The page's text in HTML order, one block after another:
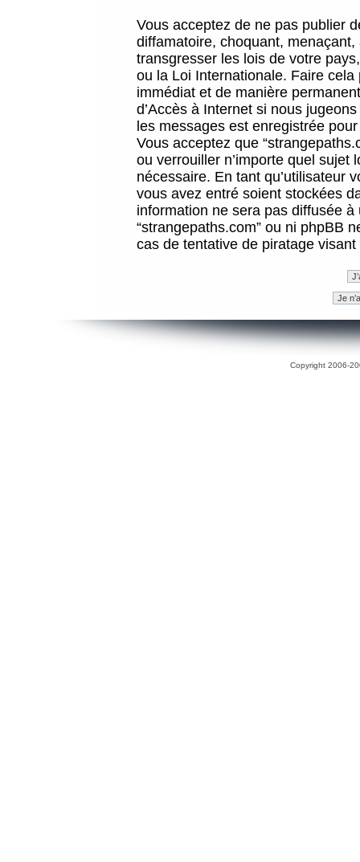
Vous acceptez de ne pas publier
diffamatoire, choquant,
transgresser les lois de votre
ou la Loi Internationale. Faire
immédiat et de manière
d’Accès à Internet si nous
les messages est enregistrée
Vous acceptez que
ou verrouiller n’importe quel sujet
nécessaire. En tant qu’utilisateur
vous avez entré soient stockées
information ne sera pas diffusée
“strangepaths.com” ou ni phpBB
cas de tentative de piratage
Copyright 2006-